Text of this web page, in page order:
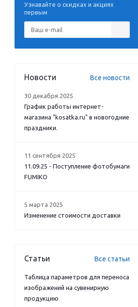
Узнавайте о скидках и акциях
первым
Новости Все новости
30 декабря 2025
График работы интернет-
магазина "kosatka.ru" в новогодние
праздники.
11 сентября 2025
11.09.25 - Поступление фотобумаги
FUMIKO
5 марта 2025
Изменение стоимости доставки
Статьи Все статьи
Таблица параметров для переноса
изображений на сувенирную
продукцию